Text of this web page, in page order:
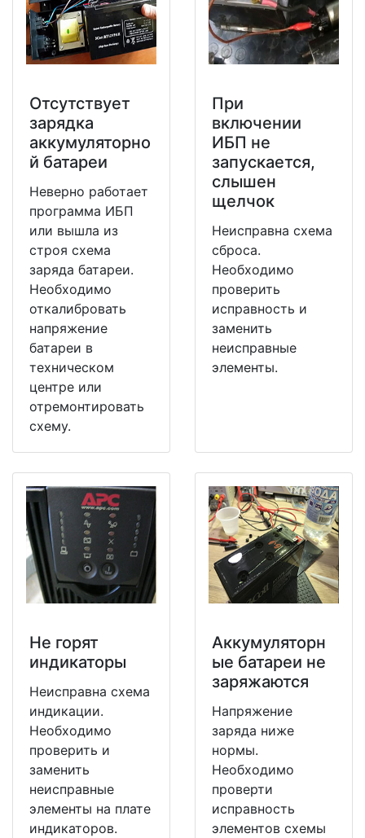
Отсутствует
зарядка
аккумуляторно
й батареи
Неверно работает
программа ИБП
или вышла из
строя схема
заряда батареи.
Необходимо
откалибровать
напряжение
батареи в
техническом
центре или
отремонтировать
схему.
При
включении
ИБП не
запускается,
слышен
щелчок
Неисправна схема
сброса.
Необходимо
проверить
исправность и
заменить
неисправные
элементы.
Не горят
индикаторы
Неисправна схема
индикации.
Необходимо
проверить и
заменить
неисправные
элементы на плате
индикаторов.
Аккумуляторн
ые батареи не
заряжаются
Напряжение
заряда ниже
нормы.
Необходимо
проверти
исправность
элементов схемы